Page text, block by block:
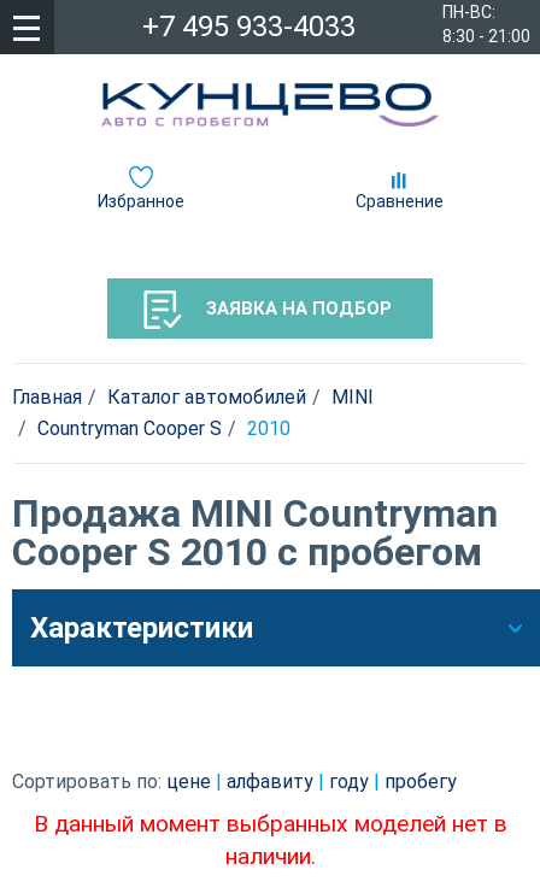
ПН-ВС:
8:30 - 21:00
+7 495 933-4033
Избранное Сравнение
ЗАЯВКА НА ПОДБОР
Главная Каталог автомобилей
MINI
Countryman Cooper S
2010
Продажа MINI Countryman
Cooper S 2010 с пробегом
Характеристики
Сортировать по: цене алфавиту году пробегу
В данный момент выбранных моделей нет в
наличии.